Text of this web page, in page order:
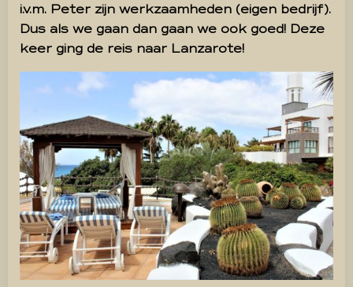
i.v.m. Peter zijn werkzaamheden (eigen bedrijf).
Dus als we gaan dan gaan we ook goed! Deze
keer ging de reis naar Lanzarote!